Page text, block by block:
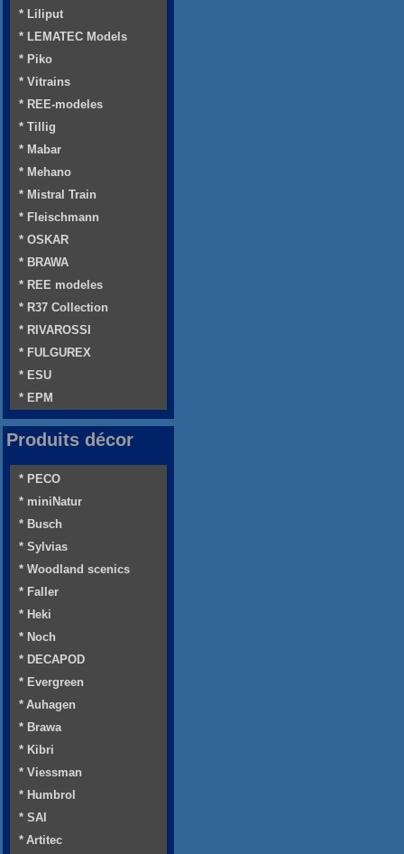
* Liliput
* LEMATEC Models
* Piko
* Vitrains
* REE-modeles
* Tillig
* Mabar
* Mehano
* Mistral Train
* Fleischmann
* OSKAR
* BRAWA
* REE modeles
* R37 Collection
* RIVAROSSI
* FULGUREX
* ESU
* EPM
Produits décor
* PECO
* miniNatur
* Busch
* Sylvias
* Woodland scenics
* Faller
* Heki
* Noch
* DECAPOD
* Evergreen
* Auhagen
* Brawa
* Kibri
* Viessman
* Humbrol
* SAI
* Artitec